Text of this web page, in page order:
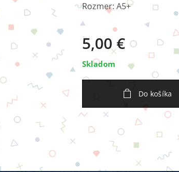
Rozmer: A5+
5,00 €
Skladom
Do košíka